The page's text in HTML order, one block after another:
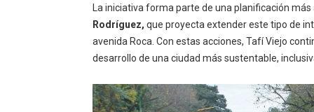
La iniciativa forma parte de una planificación
Rodríguez, que proyecta extender este tipo de
avenida Roca. Con estas acciones, Tafí Viejo
desarrollo de una ciudad más sustentable,